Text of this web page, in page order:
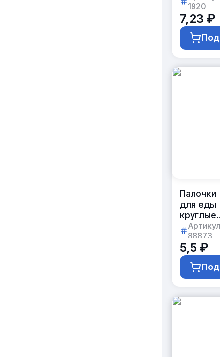
с1920
7,23 ₽
Под
Палочки
для еды
круглые
21 см
с88873
5,5 ₽
Под